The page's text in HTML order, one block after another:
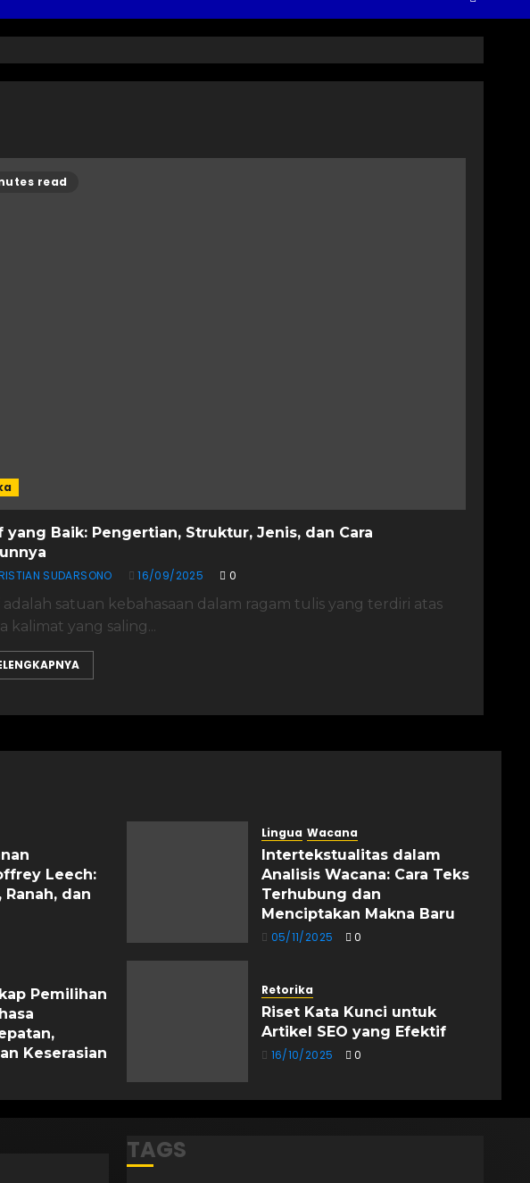
read
yang Baik: Pengertian, Struktur, Jenis, dan Cara
SUDARSONO 16/09/2025 0
adalah satuan kebahasaan dalam ragam tulis yang terdiri atas
kalimat yang saling...
Leech:
Ranah, dan
Lingua Wacana
Intertekstualitas dalam
Analisis Wacana: Cara Teks
Terhubung dan
Menciptakan Makna Baru
05/11/2025 0
Pemilihan
Keserasian
Retorika
Riset Kata Kunci untuk
Artikel SEO yang Efektif
16/10/2025 0
TAGS